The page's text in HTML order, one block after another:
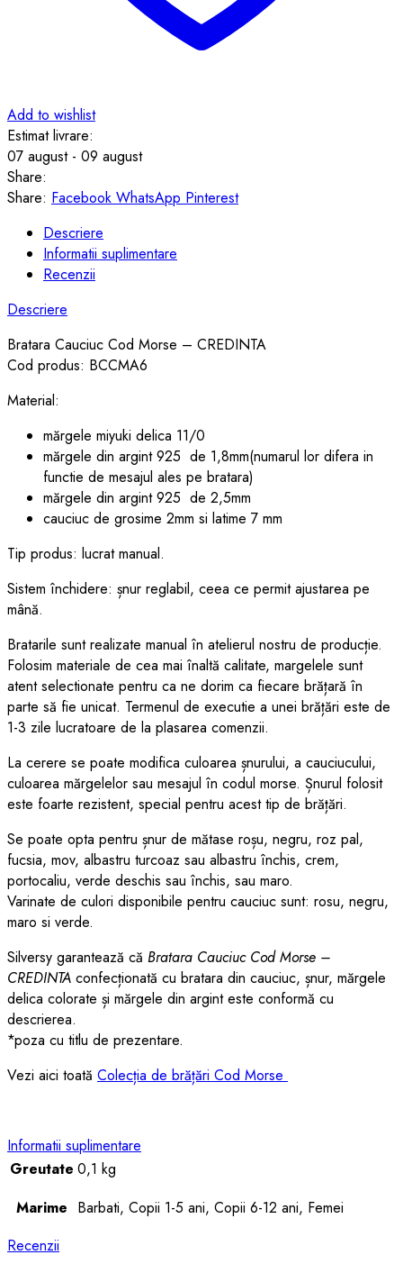
Add to wishlist
Estimat livrare:
07 august - 09 august
Share:
Share: Facebook WhatsApp Pinterest
Descriere
Informatii suplimentare
Recenzii
Descriere
Bratara Cauciuc Cod Morse – CREDINTA
Cod produs: BCCMA6
Material:
mărgele miyuki delica 11/0
mărgele din argint 925 de 1,8mm(numarul lor difera in
functie de mesajul ales pe bratara)
mărgele din argint 925 de 2,5mm
cauciuc de grosime 2mm si latime 7 mm
Tip produs: lucrat manual.
Sistem închidere: șnur reglabil, ceea ce permit ajustarea pe
mână.
Bratarile sunt realizate manual în atelierul nostru de producție.
Folosim materiale de cea mai înaltă calitate, margelele sunt
atent selectionate pentru ca ne dorim ca fiecare brățară în
parte să fie unicat. Termenul de executie a unei brățări este de
1-3 zile lucratoare de la plasarea comenzii.
La cerere se poate modifica culoarea șnurului, a cauciucului,
culoarea mărgelelor sau mesajul în codul morse. Șnurul folosit
este foarte rezistent, special pentru acest tip de brățări.
Se poate opta pentru șnur de mătase roșu, negru, roz pal,
fucsia, mov, albastru turcoaz sau albastru închis, crem,
portocaliu, verde deschis sau închis, sau maro.
Varinate de culori disponibile pentru cauciuc sunt: rosu, negru,
maro si verde.
Silversy garantează că Bratara Cauciuc Cod Morse –
CREDINTA confecționată cu bratara din cauciuc, șnur, mărgele
delica colorate și mărgele din argint este conformă cu
descrierea.
*poza cu titlu de prezentare.
Vezi aici toată Colecția de brățări Cod Morse
Informatii suplimentare
Greutate 0,1 kg
Marime Barbati, Copii 1-5 ani, Copii 6-12 ani, Femei
Recenzii